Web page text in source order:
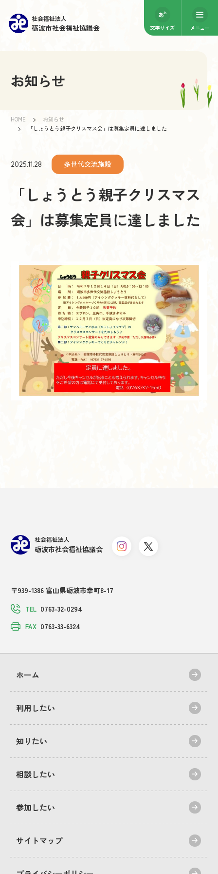
社会福祉法人
砺波市社会福祉協議会 文字サイズ メニュー
お知らせ
HOME
お知らせ
「しょうとう親子クリスマス会」は募集定員に達しました
2025.11.28 多世代交流施設
「しょうとう親子クリスマス
会」は募集定員に達しました
社会福祉法人
砺波市社会福祉協議会
〒939-1386 富山県砺波市幸町8-17
TEL 0763-32-0294
FAX 0763-33-6324
ホーム
利用したい
知りたい
相談したい
参加したい
サイトマップ